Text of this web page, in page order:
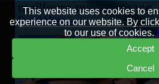
This website uses cookies to
experience on our website. By
to our use of cookies.
Accept
Cancel
meilleure qualité de vie.
Read More →